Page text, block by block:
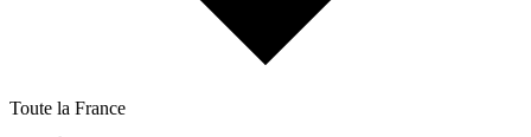
Toute la France